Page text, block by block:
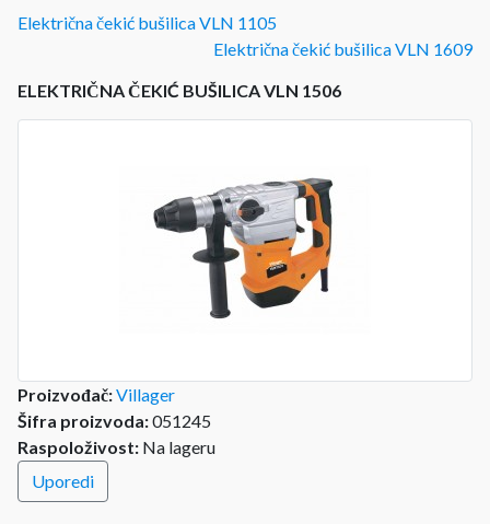
Električna čekić bušilica VLN 1105
Električna čekić bušilica VLN 1609
ELEKTRIČNA ČEKIĆ BUŠILICA VLN 1506
Proizvođač:Villager
Šifra proizvoda:051245
Raspoloživost: Na lageru
Uporedi